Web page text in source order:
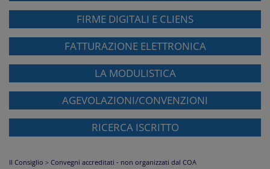
FIRME DIGITALI E CLIENS
FATTURAZIONE ELETTRONICA
LA MODULISTICA
AGEVOLAZIONI/CONVENZIONI
RICERCA ISCRITTO
Il Consiglio > Convegni accreditati - non organizzati dal COA